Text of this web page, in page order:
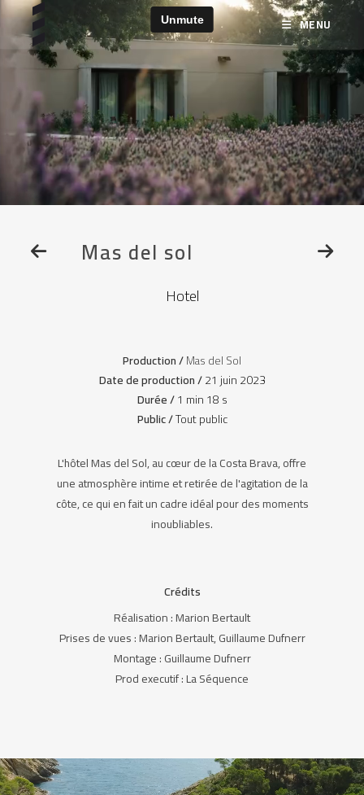
MENU
Mas del sol
Hotel
Production /Mas del Sol
Date de production /21 juin 2023
Durée /1 min 18 s
Public /Tout public
L'hôtel Mas del Sol, au cœur de la Costa Brava, offre
une atmosphère intime et retirée de l'agitation de la
côte, ce qui en fait un cadre idéal pour des moments
inoubliables.
Crédits
Réalisation : Marion Bertault
Prises de vues : Marion Bertault, Guillaume Dufnerr
Montage : Guillaume Dufnerr
Prod executif : La Séquence